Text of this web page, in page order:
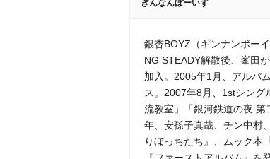
ぎんなんぼーいず
銀杏BOYZ（ギンナンボー
NG STEADY解散後、峯田
加入。2005年1月、アルバ
ス。2007年8月、1stシン
流教室」「銀河鉄道の夜
年、安孫子真哉、チン中村
りぼっちたち』、ムック本